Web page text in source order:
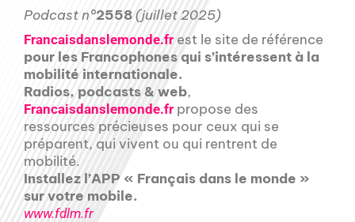
Podcast n°2558(juillet 2025)
Francaisdanslemonde.fr est le site de référence
pour les Francophones qui s’intéressent à la
mobilité internationale.
Radios, podcasts & web,
Francaisdanslemonde.fr propose des
ressources précieuses pour ceux qui se
préparent, qui vivent ou qui rentrent de
mobilité.
Installez l’APP « Français dans le monde »
sur votre mobile.
www.fdlm.fr